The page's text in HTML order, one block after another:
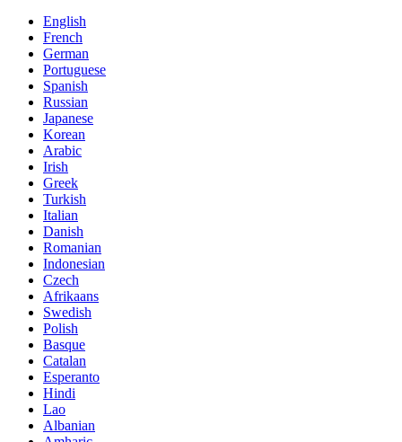
English
French
German
Portuguese
Spanish
Russian
Japanese
Korean
Arabic
Irish
Greek
Turkish
Italian
Danish
Romanian
Indonesian
Czech
Afrikaans
Swedish
Polish
Basque
Catalan
Esperanto
Hindi
Lao
Albanian